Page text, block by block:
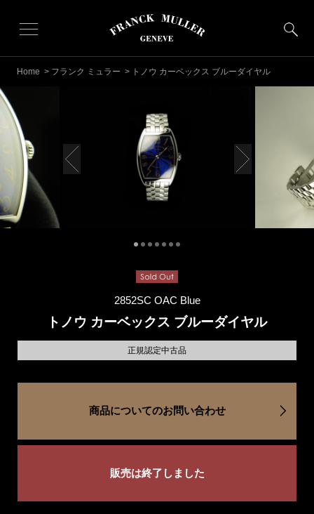
Home > フランク ミュラー > トノウ カーベックス ブルーダイヤル
2852SC OAC Blue
トノウ カーベックス ブルーダイヤル
正規認定中古品
商品についてのお問い合わせ
販売は終了しました